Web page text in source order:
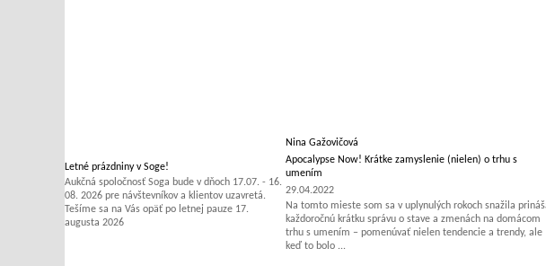
Letné prázdniny v Soge!
Aukčná spoločnosť Soga bude v dňoch 17.07. - 16.
08. 2026 pre návštevníkov a klientov uzavretá.
Tešíme sa na Vás opäť po letnej pauze 17.
augusta 2026
Nina Gažovičová
Apocalypse Now! Krátke zamyslenie (nielen) o trhu s
umením
29.04.2022
Na tomto mieste som sa v uplynulých rokoch snažila
každoročnú krátku správu o stave a zmenách na domácom
trhu s umením – pomenúvať nielen tendencie a trendy, ale
keď to bolo ...